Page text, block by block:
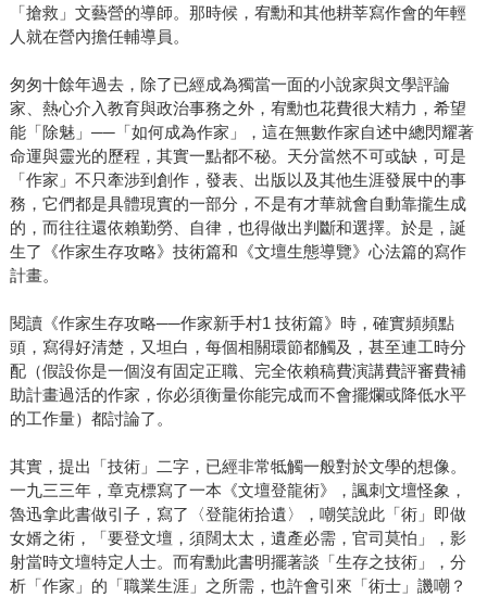
「搶救」文藝營的導師。那時候，宥勳和其他耕莘寫作會的年輕
人就在營內擔任輔導員。
匆匆十餘年過去，除了已經成為獨當一面的小說家與文學評論
家、熱心介入教育與政治事務之外，宥勳也花費很大精力，希望
能「除魅」──「如何成為作家」，這在無數作家自述中總閃耀著
命運與靈光的歷程，其實一點都不秘。天分當然不可或缺，可是
「作家」不只牽涉到創作，發表、出版以及其他生涯發展中的事
務，它們都是具體現實的一部分，不是有才華就會自動靠攏生成
的，而往往還依賴勤勞、自律，也得做出判斷和選擇。於是，誕
生了《作家生存攻略》技術篇和《文壇生態導覽》心法篇的寫作
計畫。
閱讀《作家生存攻略──作家新手村1 技術篇》時，確實頻頻點
頭，寫得好清楚，又坦白，每個相關環節都觸及，甚至連工時分
配（假設你是一個沒有固定正職、完全依賴稿費演講費評審費補
助計畫過活的作家，你必須衡量你能完成而不會擺爛或降低水平
的工作量）都討論了。
其實，提出「技術」二字，已經非常牴觸一般對於文學的想像。
一九三三年，章克標寫了一本《文壇登龍術》，諷刺文壇怪象，
魯迅拿此書做引子，寫了〈登龍術拾遺〉，嘲笑說此「術」即做
女婿之術，「要登文壇，須闊太太，遺產必需，官司莫怕」，影
射當時文壇特定人士。而宥勳此書明擺著談「生存之技術」，分
析「作家」的「職業生涯」之所需，也許會引來「術士」譏嘲？